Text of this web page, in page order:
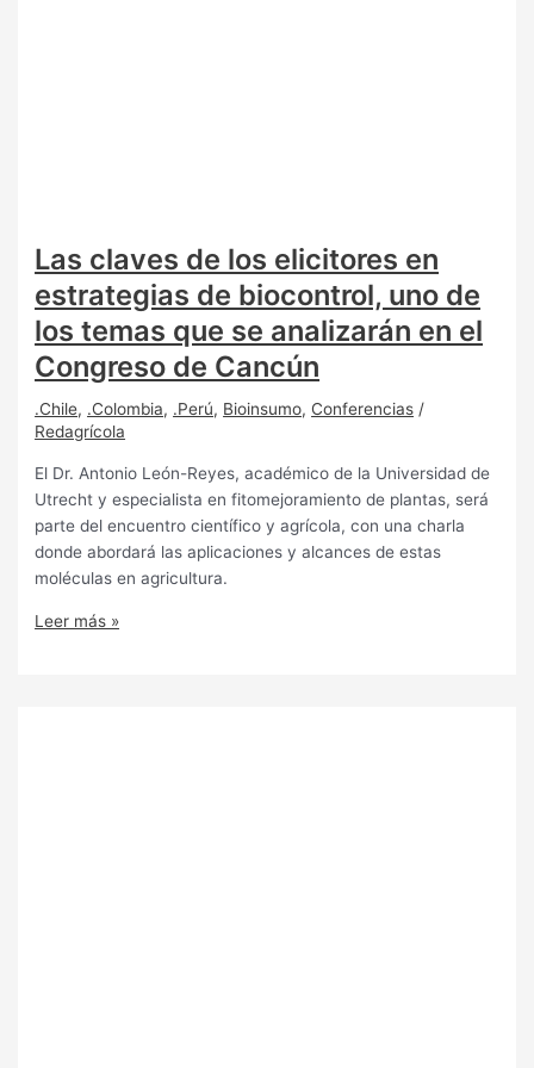
Las claves de los elicitores en
estrategias de biocontrol, uno de
los temas que se analizarán en el
Congreso de Cancún
.Chile, .Colombia, .Perú, Bioinsumo, Conferencias /
Redagrícola
El Dr. Antonio León-Reyes, académico de la Universidad de
Utrecht y especialista en fitomejoramiento de plantas, será
parte del encuentro científico y agrícola, con una charla
donde abordará las aplicaciones y alcances de estas
moléculas en agricultura.
Leer más »